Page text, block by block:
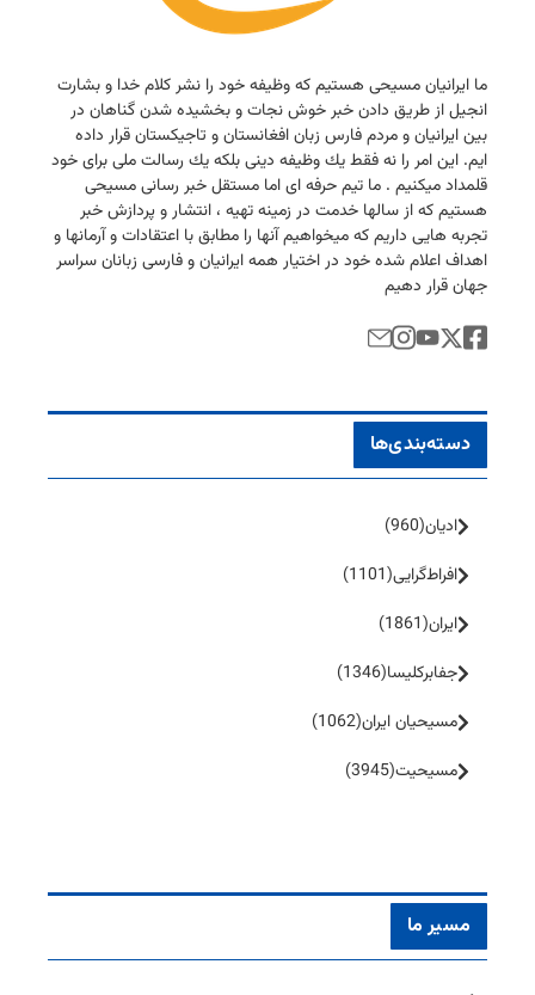
ما ایرانیان مسیحی هستیم كه وظیفه خود را نشر كلام خدا و بشارت
انجیل از طریق دادن خبر خوش نجات و بخشیده شدن گناهان در
بین ایرانیان و مردم فارس زبان افغانستان و تاجیكستان قرار داده
ایم. این امر را نه فقط یك وظیفه دینی بلكه یك رسالت ملی برای خود
قلمداد میكنیم . ما تیم حرفه ای اما مستقل خبر رسانی مسیحی
هستیم كه از سالها خدمت در زمینه تهیه ، انتشار و پردازش خبر
تجربه هایی داریم كه میخواهیم آنها را مطابق با اعتقادات و آرمانها و
اهداف اعلام شده خود در اختیار همه ایرانیان و فارسی زبانان سراسر
جهان قرار دهیم
دسته‌بندی‌ها
ادیان(960)
افراط‌گرایی(1101)
ایران(1861)
جفا‌بر‌کلیسا(1346)
مسیحیان ایران(1062)
مسیحیت(3945)
مسیر ما